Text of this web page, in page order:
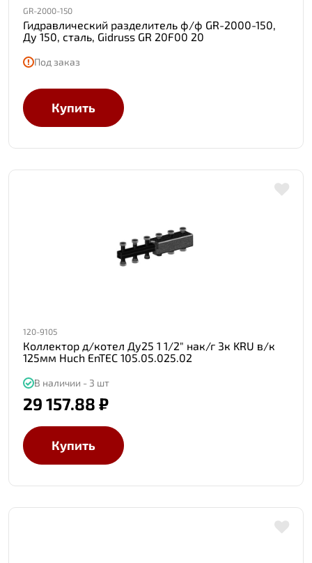
GR-2000-150
Гидравлический разделитель ф/ф GR-2000-150,
Ду 150, сталь, Gidruss GR 20F00 20
Под заказ
Купить
120-9105
Коллектор д/котел Ду25 1 1/2" нак/г 3к KRU в/к
125мм Huch EnTEC 105.05.025.02
В наличии - 3 шт
29 157.88 ₽
Купить